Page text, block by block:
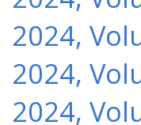
2024,
2024,
2024,